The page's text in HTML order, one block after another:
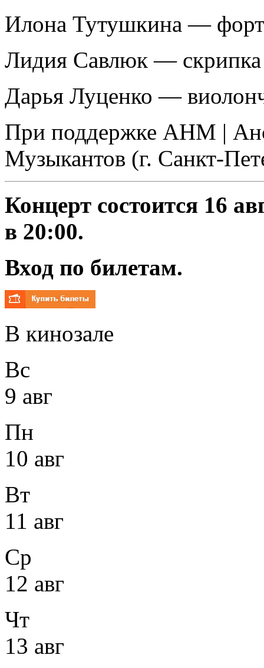
Илона Тутушкина —
Лидия Савлюк — скрипка
Дарья Луценко —
При поддержке АНМ |
Музыкантов (г. Санкт-
Концерт состоится 16
в 20:00.
Вход по билетам.
В кинозале
Вс
9 авг
Пн
10 авг
Вт
11 авг
Ср
12 авг
Чт
13 авг